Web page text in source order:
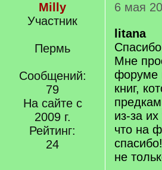
Milly
Участник
Пермь
Сообщений:
79
На сайте с
2009 г.
Рейтинг:
24
6 мая
litana
Мне
форуме
книг,
из-за
что на
не